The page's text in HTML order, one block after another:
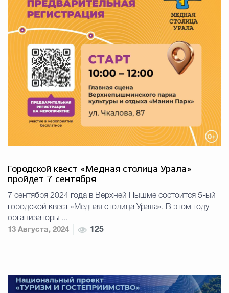
Городской квест «Медная столица Урала»
пройдет 7 сентября
7 сентября 2024 года в Верхней Пышме состоится 5-ый
городской квест «Медная столица Урала». В этом году
организаторы ...
13 Августа, 2024
125